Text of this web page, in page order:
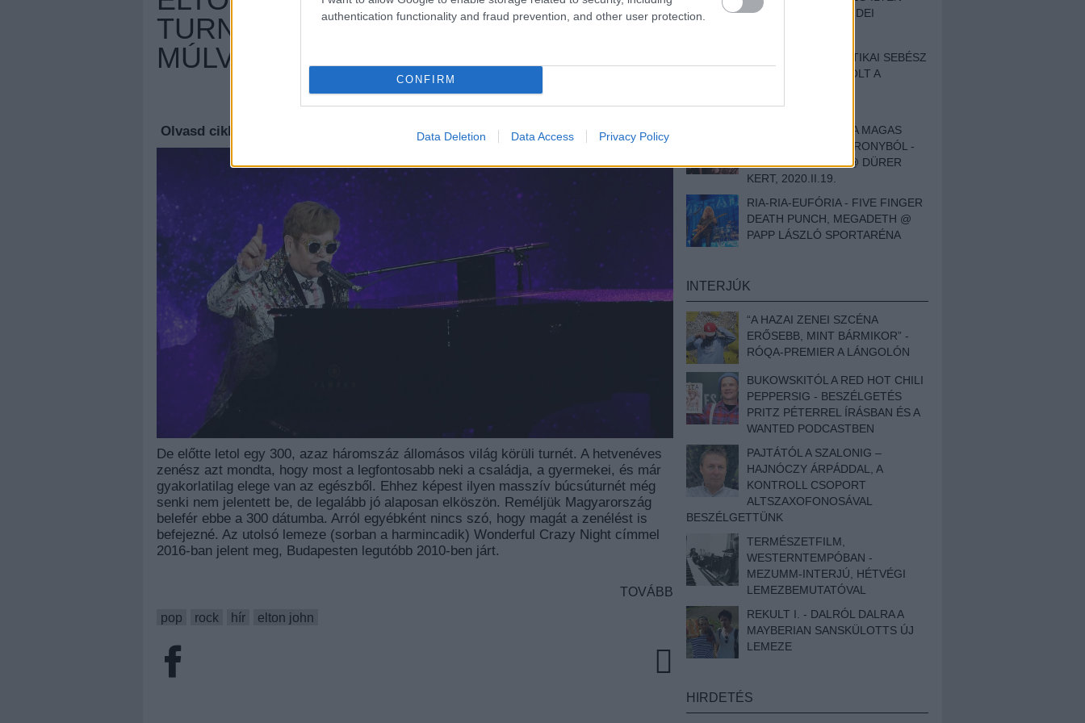
authentication functionality and fraud prevention, and other user protection.
CONFIRM
Data Deletion Data Access Privacy Policy
TURNÉZÁSTÓL . . . HÁROM ÉV
MÚLVA
Megújult a Lángoló!
Olvasd cikkeinket az , ahol az eddigieknél jóval több tartalom vár!
De előtte letol egy 300, azaz háromszáz állomásos világ körüli turnét. A hetvenéves
zenész azt mondta, hogy most a legfontosabb neki a családja, a gyermekei, és már
gyakorlatilag elege van az egészből. Ehhez képest ilyen masszív búcsúturnét még
senki nem jelentett be, de legalább jó alaposan elköszön. Reméljük Magyarország
belefér ebbe a 300 dátumba. Arról egyébként nincs szó, hogy magát a zenélést is
befejezné. Az utolsó lemeze (sorban a harmincadik) Wonderful Crazy Night címmel
2016-ban jelent meg, Budapesten legutóbb 2010-ben járt.
TOVÁBB
pop
rock hír elton john
BESZÁMOLÓNK AZ IDEI
EGY HALLÁSPLASZTIKAI SEBÉSZ
NAPLÓJA - ILYEN VOLT A
DOKUMENTUMFILM
MÉLY FÉRFIBÁNAT A MAGAS
ELEFÁNTCSONTTORONYBÓL -
LEPROUS, KLONE @ DÜRER
KERT, 2020.II.19.
RIA-RIA-EUFÓRIA - FIVE FINGER
DEATH PUNCH, MEGADETH @
PAPP LÁSZLÓ SPORTARÉNA
INTERJÚK
“A HAZAI ZENEI SZCÉNA
ERŐSEBB, MINT BÁRMIKOR” -
RÓQA-PREMIER A LÁNGOLÓN
BUKOWSKITÓL A RED HOT CHILI
PEPPERSIG - BESZÉLGETÉS
PRITZ PÉTERREL ÍRÁSBAN ÉS A
WANTED PODCASTBEN
PAJTÁTÓL A SZALONIG –
HAJNÓCZY ÁRPÁDDAL, A
KONTROLL CSOPORT
ALTSZAXOFONOSÁVAL
BESZÉLGETTÜNK
TERMÉSZETFILM,
WESTERNTEMPÓBAN -
MEZUMM-INTERJÚ, HÉTVÉGI
LEMEZBEMUTATÓVAL
REKULT I. - DALRÓL DALRA A
MAYBERIAN SANSKÜLOTTS ÚJ
LEMEZE
HIRDETÉS